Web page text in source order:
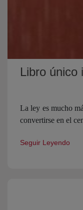
Libro único
La ley es mucho
convertirse en el
Seguir Leyendo